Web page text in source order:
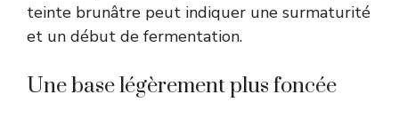
teinte brunâtre peut indiquer une surmaturité
et un début de fermentation.
Une base légèrement plus foncée